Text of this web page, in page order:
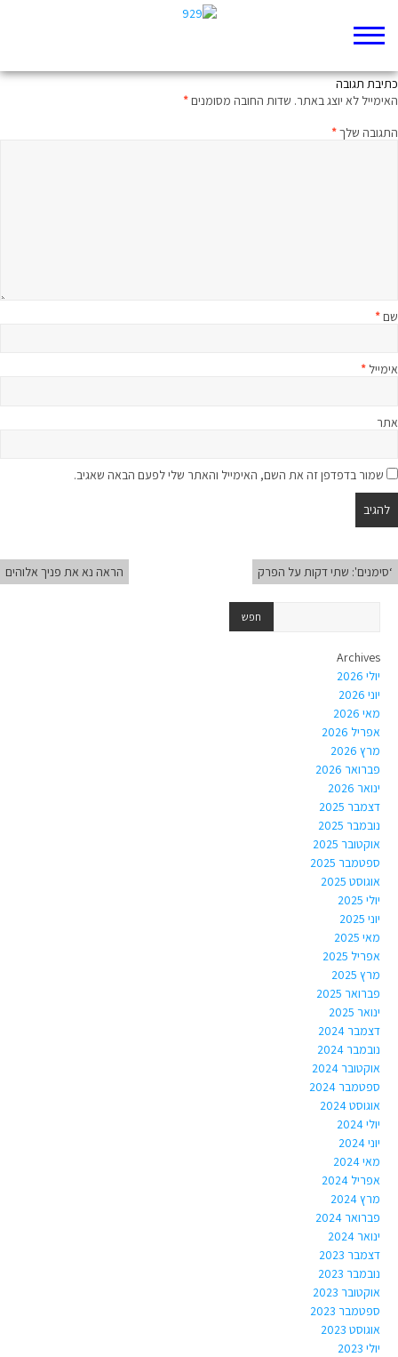
כתיבת תגובה
האימייל לא יוצג באתר. שדות החובה מסומנים*
התגובה שלך*
שם*
אימייל *
אתר
שמור בדפדפן זה את השם, האימייל והאתר שלי לפעם הבאה שאגיב.
‘סימנים': שתי דקות על הפרק הראה נא את פניך אלוהים
Archives
יולי 2026
יוני 2026
מאי 2026
אפריל 2026
מרץ 2026
פברואר 2026
ינואר 2026
דצמבר 2025
נובמבר 2025
אוקטובר 2025
ספטמבר 2025
אוגוסט 2025
יולי 2025
יוני 2025
מאי 2025
אפריל 2025
מרץ 2025
פברואר 2025
ינואר 2025
דצמבר 2024
נובמבר 2024
אוקטובר 2024
ספטמבר 2024
אוגוסט 2024
יולי 2024
יוני 2024
מאי 2024
אפריל 2024
מרץ 2024
פברואר 2024
ינואר 2024
דצמבר 2023
נובמבר 2023
אוקטובר 2023
ספטמבר 2023
אוגוסט 2023
יולי 2023